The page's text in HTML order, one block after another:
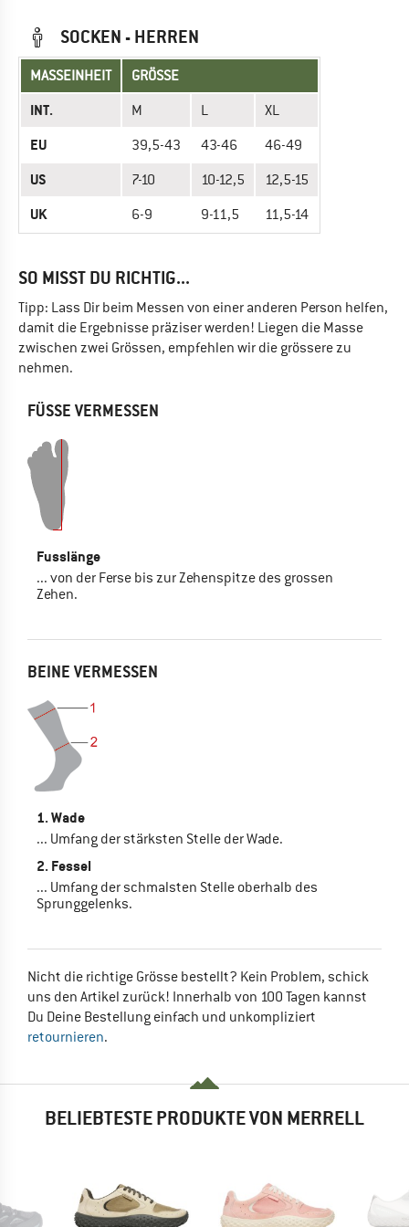
SOCKEN - HERREN
MASSEINHEIT GRÖSSE
INT. M L XL
EU 39,5-43 43-46 46-49
US 7-10 10-12,5 12,5-15
UK 6-9 9-11,5 11,5-14
SO MISST DU RICHTIG...
Tipp: Lass Dir beim Messen von einer anderen Person helfen,
damit die Ergebnisse präziser werden! Liegen die Masse
zwischen zwei Grössen, empfehlen wir die grössere zu
nehmen.
FÜSSE VERMESSEN
Fusslänge
... von der Ferse bis zur Zehenspitze des grossen
Zehen.
BEINE VERMESSEN
1. Wade
... Umfang der stärksten Stelle der Wade.
2. Fessel
... Umfang der schmalsten Stelle oberhalb des
Sprunggelenks.
Nicht die richtige Grösse bestellt? Kein Problem, schick
uns den Artikel zurück! Innerhalb von 100 Tagen kannst
Du Deine Bestellung einfach und unkompliziert
retournieren.
BELIEBTESTE PRODUKTE VON MERRELL